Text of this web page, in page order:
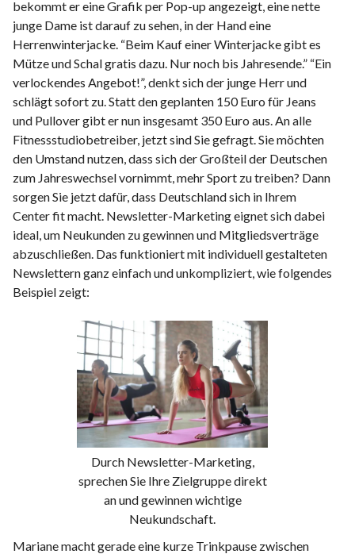
bekommt er eine Grafik per Pop-up angezeigt, eine nette
junge Dame ist darauf zu sehen, in der Hand eine
Herrenwinterjacke. “Beim Kauf einer Winterjacke gibt es
Mütze und Schal gratis dazu. Nur noch bis Jahresende.” “Ein
verlockendes Angebot!”, denkt sich der junge Herr und
schlägt sofort zu. Statt den geplanten 150 Euro für Jeans
und Pullover gibt er nun insgesamt 350 Euro aus. An alle
Fitnessstudiobetreiber, jetzt sind Sie gefragt. Sie möchten
den Umstand nutzen, dass sich der Großteil der Deutschen
zum Jahreswechsel vornimmt, mehr Sport zu treiben? Dann
sorgen Sie jetzt dafür, dass Deutschland sich in Ihrem
Center fit macht. Newsletter-Marketing eignet sich dabei
ideal, um Neukunden zu gewinnen und Mitgliedsverträge
abzuschließen. Das funktioniert mit individuell gestalteten
Newslettern ganz einfach und unkompliziert, wie folgendes
Beispiel zeigt:
Durch Newsletter-Marketing,
sprechen Sie Ihre Zielgruppe direkt
an und gewinnen wichtige
Neukundschaft.
Mariane macht gerade eine kurze Trinkpause zwischen